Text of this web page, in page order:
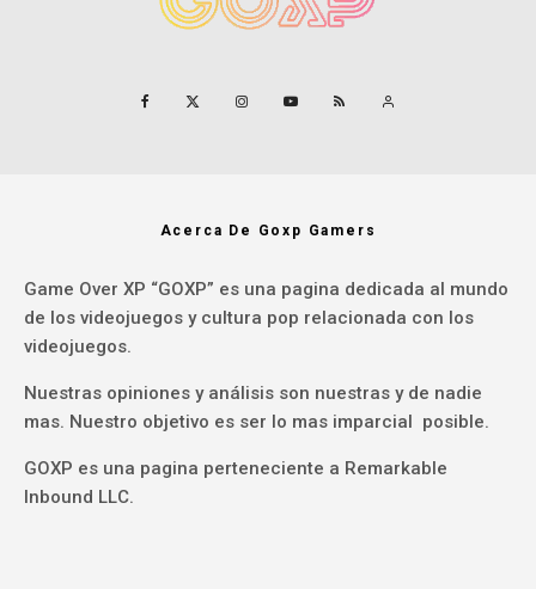
Acerca De Goxp Gamers
Game Over XP “GOXP” es una pagina dedicada al mundo
de los videojuegos y cultura pop relacionada con los
videojuegos.
Nuestras opiniones y análisis son nuestras y de nadie
mas. Nuestro objetivo es ser lo mas imparcial posible.
GOXP es una pagina perteneciente a Remarkable
Inbound LLC.